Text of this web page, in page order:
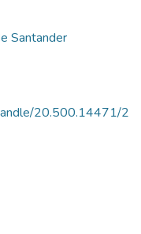
Santander
20.500.14471/2